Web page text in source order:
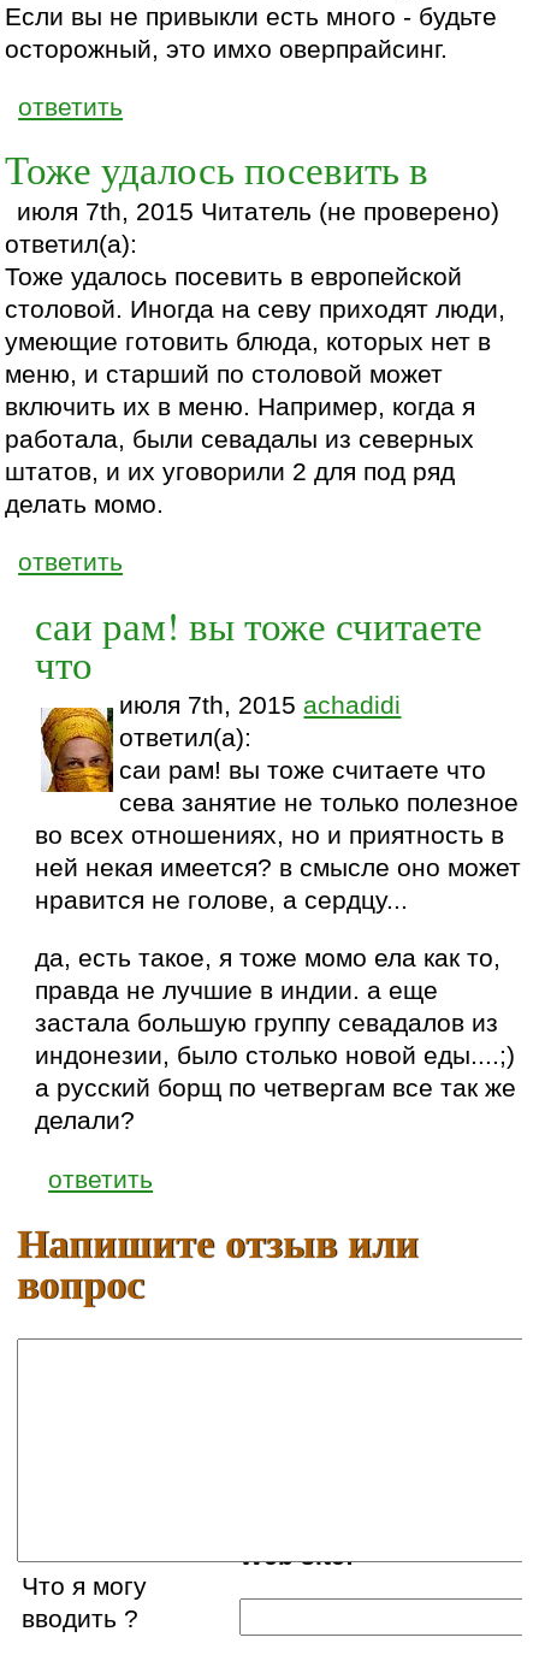
Если вы не привыкли есть много - будьте
осторожный, это имхо оверпрайсинг.
ответить
Тоже удалось посевить в
июля 7th, 2015 Читатель (не проверено)
ответил(а):
Тоже удалось посевить в европейской
столовой. Иногда на севу приходят люди,
умеющие готовить блюда, которых нет в
меню, и старший по столовой может
включить их в меню. Например, когда я
работала, были севадалы из северных
штатов, и их уговорили 2 для под ряд
делать момо.
ответить
саи рам! вы тоже считаете
что
июля 7th, 2015 achadidi
ответил(а):
саи рам! вы тоже считаете что
сева занятие не только полезное
во всех отношениях, но и приятность в
ней некая имеется? в смысле оно может
нравится не голове, а сердцу...
да, есть такое, я тоже момо ела как то,
правда не лучшие в индии. а еще
застала большую группу севадалов из
индонезии, было столько новой еды....;)
а русский борщ по четвергам все так же
делали?
ответить
Напишите отзыв или
вопрос
Web site:
Что я могу
вводить ?